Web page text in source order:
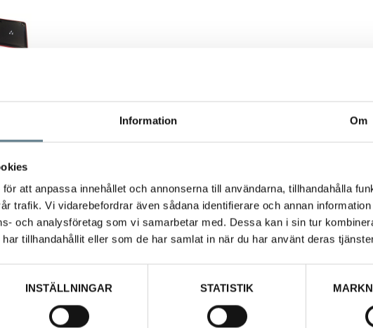
Information Om
att anpassa innehållet och annonserna till användarna, tillhandahålla
trafik. Vi vidarebefordrar även sådana identifierare och annan
och analysföretag som vi samarbetar med. Dessa kan i sin tur
tillhandahållit eller som de har samlat in när du har använt deras
INSTÄLLNINGAR STATISTIK
tjocklek: 9mm
och röd TPE: 2-K (Antislip)
ett stopp för tex bröd, vilket gör att man enklare kan skära med en hand.
användas för att placera tex grönsaker, ost mm..
se bilder..
Förslag på
7 pluggar i hörnet
7 pluggar i hörnet + 3 piggar samlade på brädan